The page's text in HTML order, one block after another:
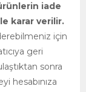
iade
karar verilir.
için
geri
sonra
hesabınıza